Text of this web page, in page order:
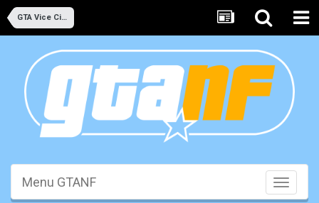
GTA Vice City
Toggle
Menu GTANF